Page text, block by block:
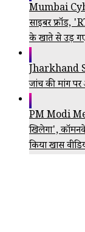
Mumbai
साइबर फ्रॉड,
के खाते से उड़
Jharkhand
जांच की मांग
PM Modi
खिलेगा',
किया खास